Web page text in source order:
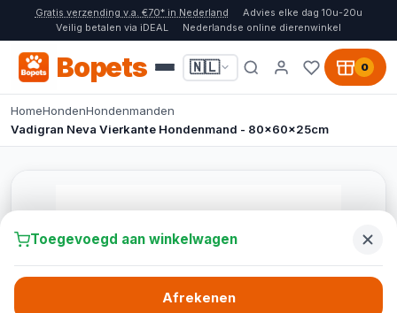
Gratis verzending v.a. €70* in Nederland
Advies elke dag 10u-20u
Veilig betalen via iDEAL
Nederlandse online dierenwinkel
Bopets 🇳🇱 0
HomeHondenHondenmanden
Vadigran Neva Vierkante Hondenmand - 80x60x25cm
Toegevoegd aan winkelwagen
Afrekenen